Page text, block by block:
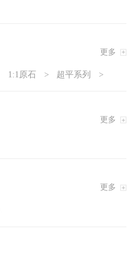
更多
1:1原石 超平系列
更多
更多